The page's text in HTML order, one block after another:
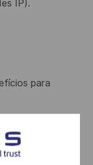
IP).
para